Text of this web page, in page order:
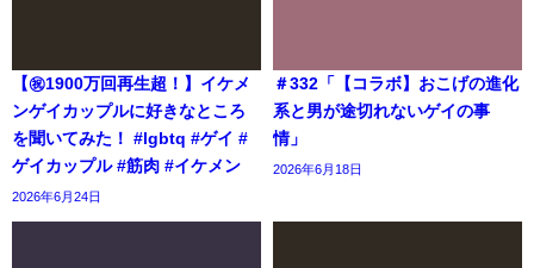
【㊗️1900万回再生超！】イケメ
ンゲイカップルに好きなところ
を聞いてみた！ #lgbtq #ゲイ #
ゲイカップル #筋肉 #イケメン
2026年6月24日
＃332「【コラボ】おこげの進化
系と男が途切れないゲイの事
情」
2026年6月18日